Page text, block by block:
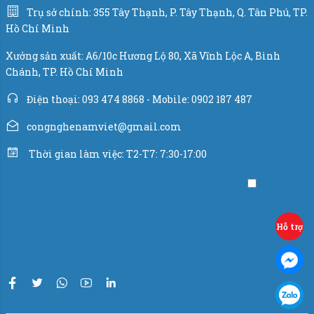
Tham khảo máy chiết rót sơn hoạt động.
Trụ sở chính: 355 Tây Thạnh, P. Tây Thạnh, Q. Tân Phú, TP.
Hồ Chí Minh
Xưởng sản xuất: A6/10c Hương Lộ 80, Xã Vĩnh Lộc A, Bình
Chánh, TP. Hồ Chí Minh
Điện thoại: 093 474 8868 - Mobile: 0902 187 487
congnghenamviet@gmail.com
Thời gian làm việc: T2-T7: 7:30-17:00
Hỗ trợ